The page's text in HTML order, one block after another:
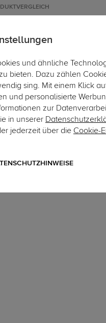
DACHBOXEN
und ähnliche
bieten. Dazu zählen
sing. Mit einem Klick
und personalisierte
zur
in unserer
jederzeit über die Cookie-